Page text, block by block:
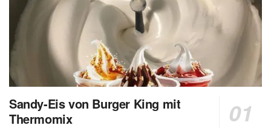
Sandy-Eis von Burger King mit
Thermomix